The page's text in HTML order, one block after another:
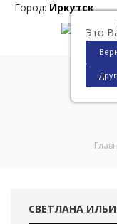
Это
Город: Иркутск
СВЕТЛАНА